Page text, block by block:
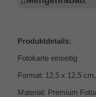
Produktdetails:
Fotokarte einseitig
Format: 12,5 x 12,5
Material: Premium